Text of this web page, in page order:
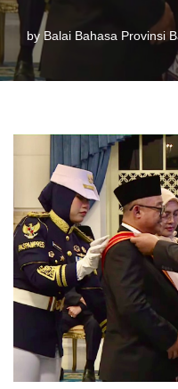
by Balai Bahasa Provinsi